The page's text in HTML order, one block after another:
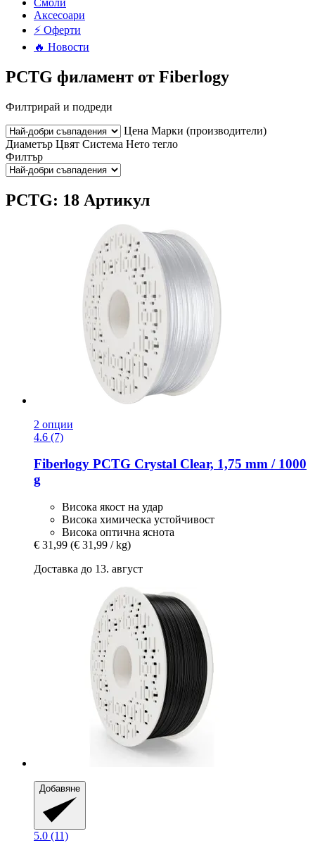
Смоли
Аксесоари
⚡ Оферти
🔥 Новости
PCTG филамент от Fiberlogy
Филтрирай и подреди
Цена Марки (производители)
Диаметър Цвят Система Нето тегло
Филтър
PCTG: 18 Артикул
2 опции
4.6 (7)
Fiberlogy PCTG Crystal Clear, 1,75 mm / 1000
g
Висока якост на удар
Висока химическа устойчивост
Висока оптична яснота
€ 31,99 (€ 31,99 / kg)
Доставка до 13. август
Добавяне
5.0 (11)